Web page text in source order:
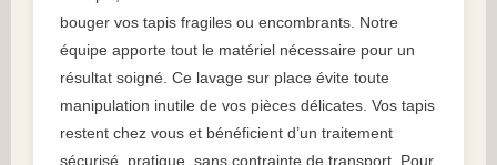
bouger vos tapis fragiles ou encombrants. Notre
équipe apporte tout le matériel nécessaire pour un
résultat soigné. Ce lavage sur place évite toute
manipulation inutile de vos pièces délicates. Vos tapis
restent chez vous et bénéficient d’un traitement
sécurisé, pratique, sans contrainte de transport. Pour